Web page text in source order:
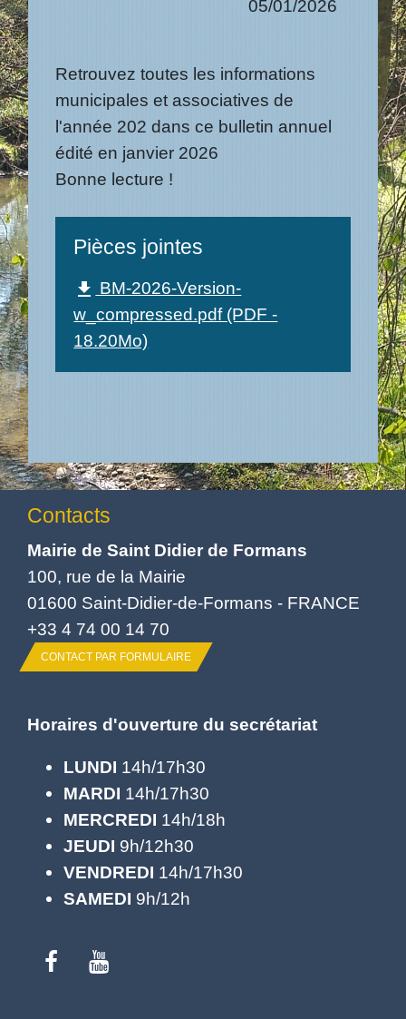
05/01/2026
Retrouvez toutes les informations
municipales et associatives de
l'année 202 dans ce bulletin annuel
édité en janvier 2026
Bonne lecture !
Pièces jointes
file_download BM-2026-Version-
w_compressed.pdf (PDF -
18.20Mo)
Contacts
Mairie de Saint Didier de Formans
100, rue de la Mairie
01600 Saint-Didier-de-Formans - FRANCE
+33 4 74 00 14 70
CONTACT PAR FORMULAIRE
Horaires d'ouverture du secrétariat
LUNDI 14h/17h30
MARDI 14h/17h30
MERCREDI 14h/18h
JEUDI 9h/12h30
VENDREDI 14h/17h30
SAMEDI 9h/12h